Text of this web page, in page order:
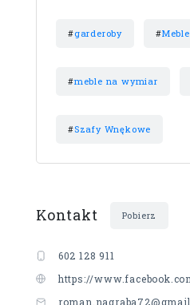
#garderoby #
#meble na wymiar
#Szafy Wnękowe
Kontakt Pobierz
602 128 911
https://